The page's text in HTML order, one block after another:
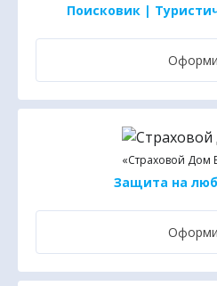
Поисковик |
«Страховой Дом
Защита на